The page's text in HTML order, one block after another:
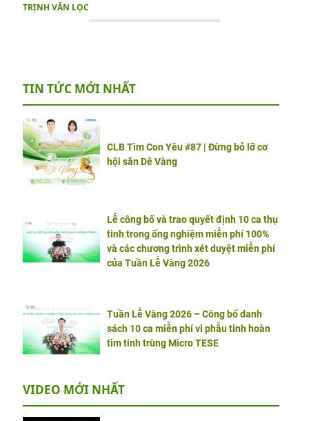
TRỊNH VĂN LỌC
TIN TỨC MỚI NHẤT
CLB Tìm Con Yêu #87 | Đừng bỏ lỡ cơ
hội săn Dê Vàng
Lễ công bố và trao quyết định 10 ca thụ
tinh trong ống nghiệm miễn phí 100%
và các chương trình xét duyệt miễn phí
của Tuần Lễ Vàng 2026
Tuần Lễ Vàng 2026 – Công bố danh
sách 10 ca miễn phí vi phẫu tinh hoàn
tìm tinh trùng Micro TESE
VIDEO MỚI NHẤT